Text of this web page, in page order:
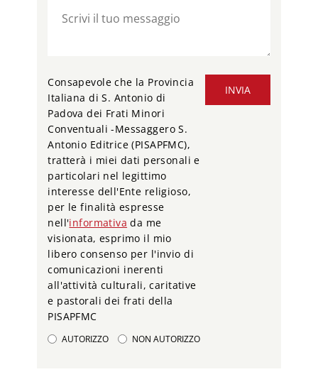
INVIA
Consapevole che la Provincia
Italiana di S. Antonio di
Padova dei Frati Minori
Conventuali -Messaggero S.
Antonio Editrice (PISAPFMC),
tratterà i miei dati personali e
particolari nel legittimo
interesse dell'Ente religioso,
per le finalità espresse
nell'informativa da me
visionata, esprimo il mio
libero consenso per l'invio di
comunicazioni inerenti
all'attività culturali, caritative
e pastorali dei frati della
PISAPFMC
AUTORIZZO NON AUTORIZZO